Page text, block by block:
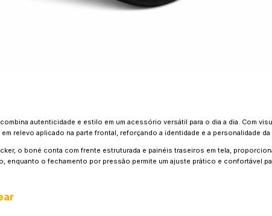
autenticidade e estilo em um acessório versátil para o dia a dia. Com
em relevo aplicado na parte frontal, reforçando a identidade e a personalidade da
o boné conta com frente estruturada e painéis traseiros em tela,
enquanto o fechamento por pressão permite um ajuste prático e confortável